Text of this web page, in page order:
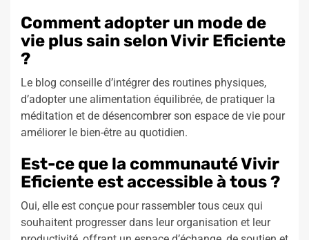
Comment adopter un mode de
vie plus sain selon Vivir Eficiente
?
Le blog conseille d’intégrer des routines physiques,
d’adopter une alimentation équilibrée, de pratiquer la
méditation et de désencombrer son espace de vie pour
améliorer le bien-être au quotidien.
Est-ce que la communauté Vivir
Eficiente est accessible à tous ?
Oui, elle est conçue pour rassembler tous ceux qui
souhaitent progresser dans leur organisation et leur